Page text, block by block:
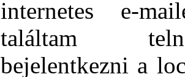
internetes e-
találtam
bejelentkezni a